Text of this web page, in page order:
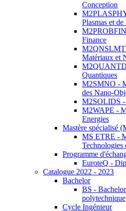
Conception
Plasmas et
Finance
M2QNSLMT
Matériaux et
Quantiques
M2SMNO -
des Nano-
M2SOLIDS -
M2WAPE -
Energies
Mastère spécialisé
MS ETRE -
Technologies
Programme
EuroteQ -
Catalogue 2022 - 2023
Bachelor
BS -
polytechnique
Cycle Ingénieur